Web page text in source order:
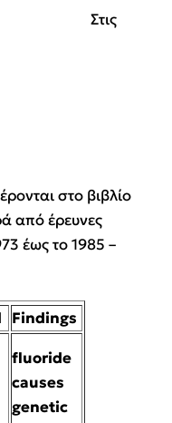
Στις
στο βιβλίο
από έρευνες
έως το 1985 –
Findings
fluoride
causes
genetic